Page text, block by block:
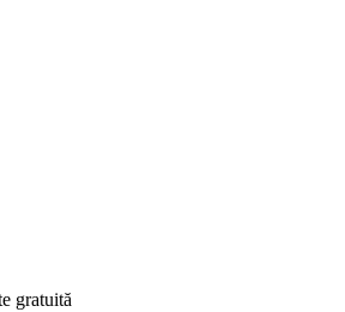
gratuită